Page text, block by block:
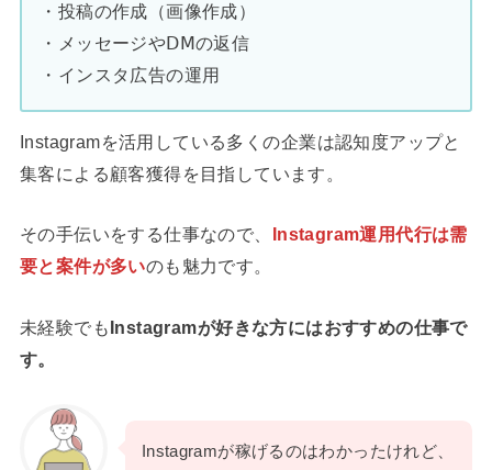
・投稿の作成（画像作成）
・メッセージやⅮⅯの返信
・インスタ広告の運用
Instagramを活用している多くの企業は認知度アップと
集客による顧客獲得を目指しています。
その手伝いをする仕事なので、
Instagram運用代行は需
要と案件が多いのも魅力です。
未経験でもInstagramが好きな方にはおすすめの仕事で
す。
Instagramが稼げるのはわかったけれど、